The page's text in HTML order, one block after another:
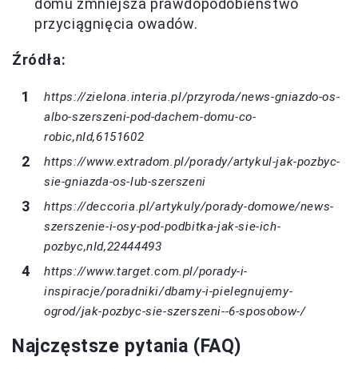
domu zmniejsza prawdopodobieństwo
przyciągnięcia owadów.
Źródła:
https://zielona.interia.pl/przyroda/news-gniazdo-os-
albo-szerszeni-pod-dachem-domu-co-
robic,nId,6151602
https://www.extradom.pl/porady/artykul-jak-pozbyc-
sie-gniazda-os-lub-szerszeni
https://deccoria.pl/artykuly/porady-domowe/news-
szerszenie-i-osy-pod-podbitka-jak-sie-ich-
pozbyc,nId,22444493
https://www.target.com.pl/porady-i-
inspiracje/poradniki/dbamy-i-pielegnujemy-
ogrod/jak-pozbyc-sie-szerszeni--6-sposobow-/
Najczęstsze pytania (FAQ)